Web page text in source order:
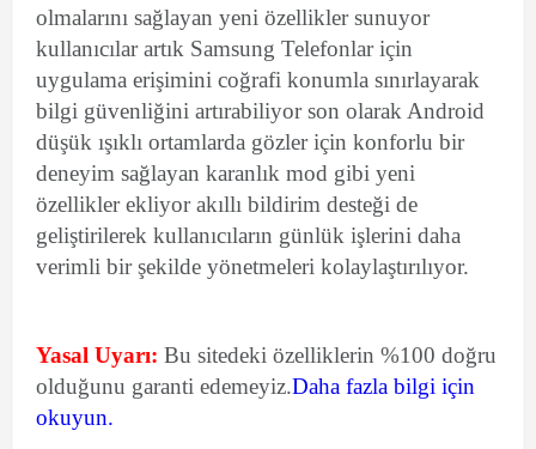
olmalarını sağlayan yeni özellikler sunuyor
kullanıcılar artık Samsung Telefonlar için
uygulama erişimini coğrafi konumla sınırlayarak
bilgi güvenliğini artırabiliyor son olarak Android
düşük ışıklı ortamlarda gözler için konforlu bir
deneyim sağlayan karanlık mod gibi yeni
özellikler ekliyor akıllı bildirim desteği de
geliştirilerek kullanıcıların günlük işlerini daha
verimli bir şekilde yönetmeleri kolaylaştırılıyor.
Yasal Uyarı: Bu sitedeki özelliklerin %100 doğru
olduğunu garanti edemeyiz.Daha fazla bilgi için
okuyun.